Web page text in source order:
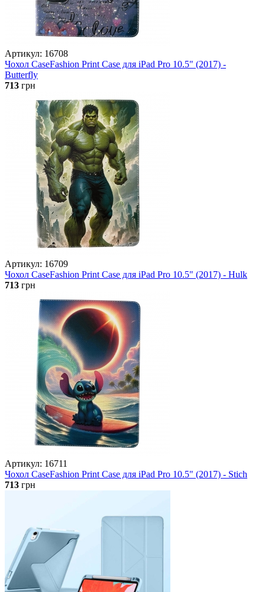
Артикул: 16708
Чохол CaseFashion Print Case для iPad Pro 10.5" (2017) -
Butterfly
713 грн
Артикул: 16709
Чохол CaseFashion Print Case для iPad Pro 10.5" (2017) - Hulk
713 грн
Артикул: 16711
Чохол CaseFashion Print Case для iPad Pro 10.5" (2017) - Stich
713 грн